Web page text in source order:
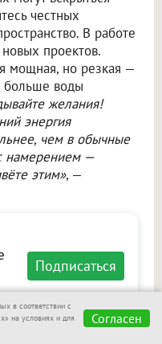
честных
В работе
проектов.
мощная, но резкая —
больше воды
желания!
энергия
чем в обычные
намерением —
этим», —
Подписаться
в соответствии с
на условиях и для
Согласен